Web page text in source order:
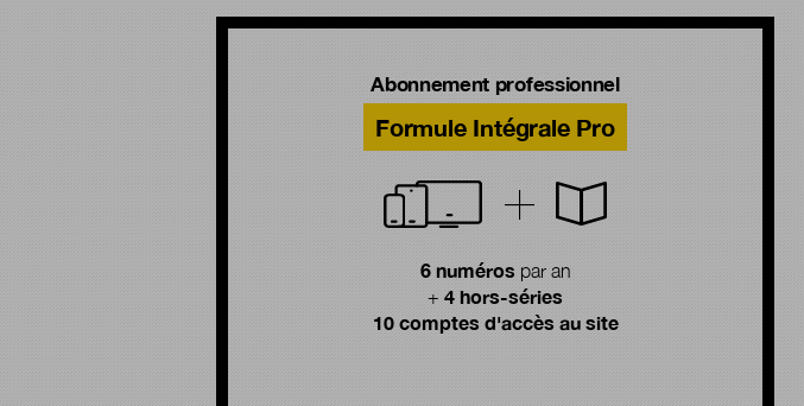
Abonnement professionnel
Formule Intégrale Pro
6 numéros par an
+ 4 hors-séries
10 comptes d'accès au site